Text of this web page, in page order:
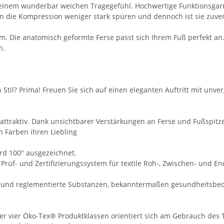
wunderbar weichen Tragegefühl. Hochwertige
die Kompression weniger stark spüren und dennoch ist sie
Die anatomisch geformte Ferse passt sich Ihrem Fuß perfekt
Prima! Freuen Sie sich auf einen eleganten Auftritt mit
Dank unsichtbarer Verstärkungen an Ferse und
Farben ihren Liebling
100" ausgezeichnet.
und Zertifizierungssystem für textile Roh-, Zwischen- und
reglementierte Substanzen, bekanntermaßen
Öko-Tex® Produktklassen orientiert sich am Gebrauch des